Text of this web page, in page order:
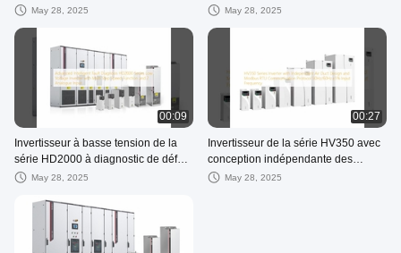
précision
May 28, 2025
intégré pour les usines intelligentes
May 28, 2025
00:09
Invertisseur à basse tension de la
série HD2000 à diagnostic de défaut
intelligent avancé avec fonction de
entrées analogiques
May 28, 2025
00:27
Invertisseur de la série HV350 avec
conception indépendante des
conduits d'air et protocole de
May 28, 2025